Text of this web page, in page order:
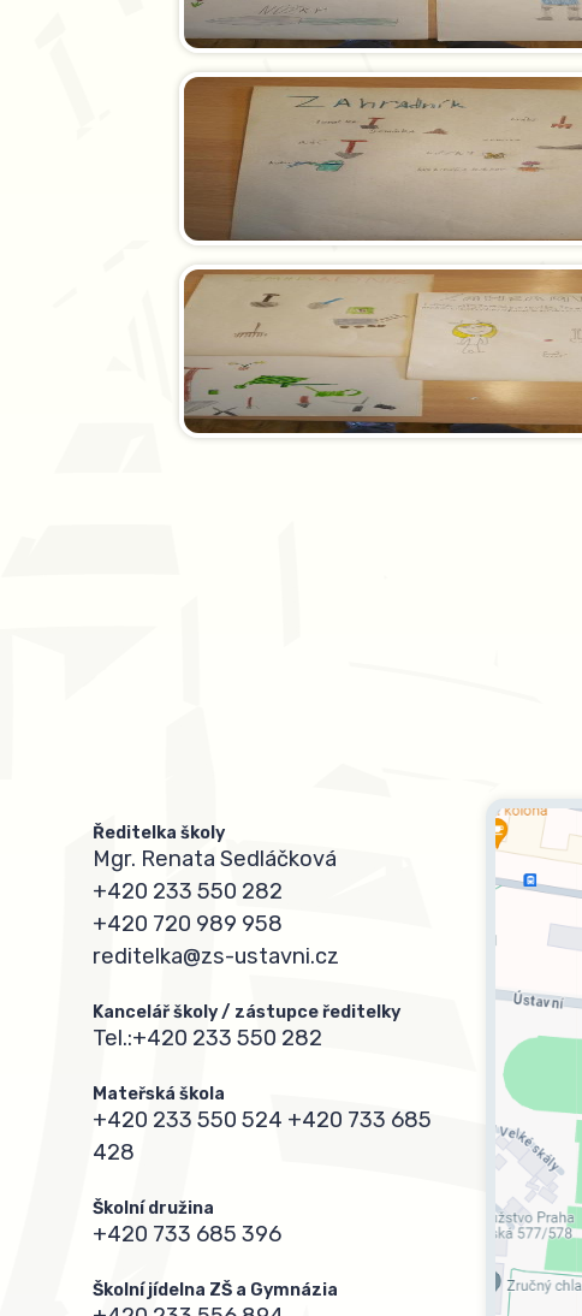
Ředitelka školy
Mgr. Renata Sedláčková
+420 233 550 282
+420 720 989 958
reditelka@zs-ustavni.cz
Kancelář školy / zástupce ředitelky
Tel.:+420 233 550 282
Mateřská škola
+420 233 550 524 +420 733 685
428
Školní družina
+420 733 685 396
Školní jídelna ZŠ a Gymnázia